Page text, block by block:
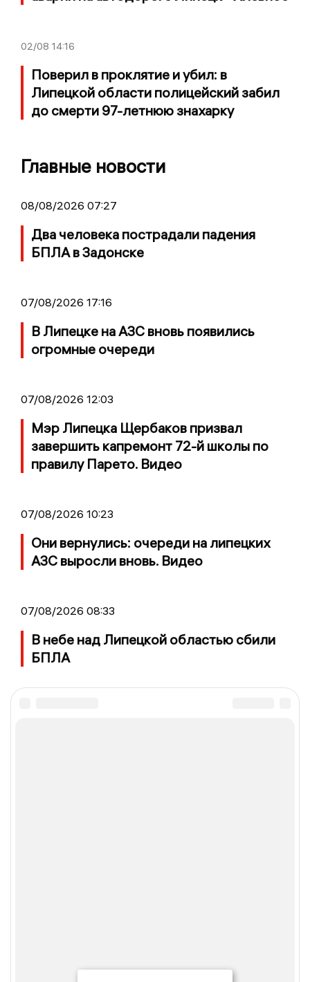
02/08 14:16
Поверил в проклятие и убил: в
Липецкой области полицейский забил
до смерти 97-летнюю знахарку
Главные новости
08/08/2026 07:27
Два человека пострадали падения
БПЛА в Задонске
07/08/2026 17:16
В Липецке на АЗС вновь появились
огромные очереди
07/08/2026 12:03
Мэр Липецка Щербаков призвал
завершить капремонт 72-й школы по
правилу Парето. Видео
07/08/2026 10:23
Они вернулись: очереди на липецких
АЗС выросли вновь. Видео
07/08/2026 08:33
В небе над Липецкой областью сбили
БПЛА